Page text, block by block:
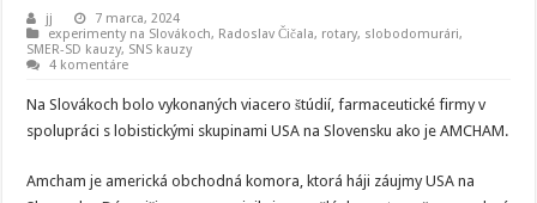
jj
7 marca, 2024
experimenty na Slovákoch, Radoslav Čičala, rotary, slobodomurári,
SMER-SD kauzy, SNS kauzy
4 komentáre
Na Slovákoch bolo vykonaných viacero štúdií, farmaceutické firmy v
spolupráci s lobistickými skupinami USA na Slovensku ako je AMCHAM.
Amcham je americká obchodná komora, ktorá háji záujmy USA na